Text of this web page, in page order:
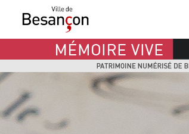
Mémoire Vive patrimoine numérisé de Besançon